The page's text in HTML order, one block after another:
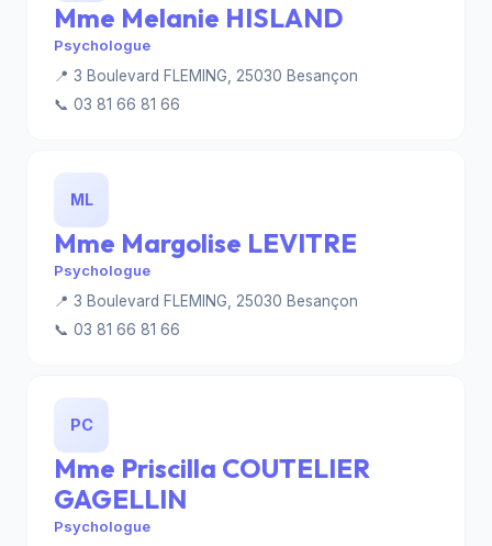
Mme Melanie HISLAND
Psychologue
📍 3 Boulevard FLEMING, 25030 Besançon
📞 03 81 66 81 66
ML
Mme Margolise LEVITRE
Psychologue
📍 3 Boulevard FLEMING, 25030 Besançon
📞 03 81 66 81 66
PC
Mme Priscilla COUTELIER
GAGELLIN
Psychologue